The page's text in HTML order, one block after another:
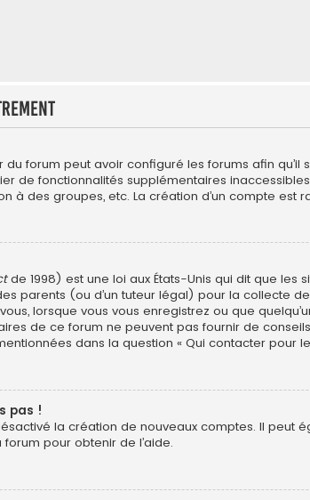
du forum peut avoir configuré les forums afin
de fonctionnalités supplémentaires
à des groupes, etc. La création d’un compte est
de 1998) est une loi aux États-Unis qui dit que les
parents (ou d’un tuteur légal) pour la collecte
lorsque vous vous enregistrez ou que
de ce forum ne peuvent pas fournir de
dans la question « Qui contacter pour
pas !
la création de nouveaux comptes. Il peut
pour obtenir de l’aide.